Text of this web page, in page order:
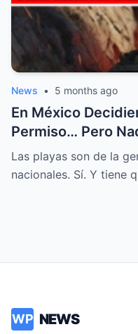
News • 5 months ago
En México
Permiso… Pero
de Sucesos
Transformaría un
Las playas son de la
nacionales. Sí. Y tiene
WP NEWS